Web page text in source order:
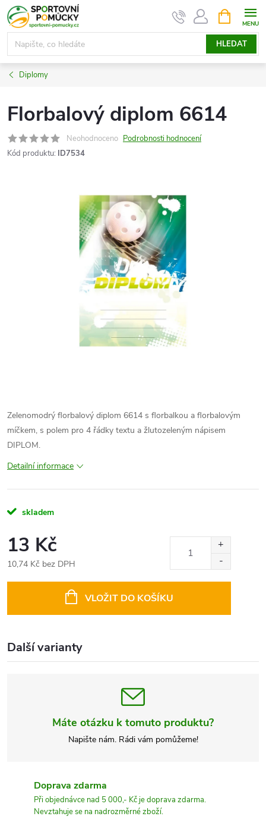
Přejít
na
obsah
HLEDAT
NÁKUPNÍ
KOŠÍK
Diplomy
Florbalový diplom 6614
Neohodnoceno Podrobnosti hodnocení
Kód produktu: ID7534
Zelenomodrý florbalový diplom 6614 s florbalkou a florbalovým
míčkem, s polem pro 4 řádky textu a žlutozeleným nápisem
DIPLOM.
Detailní informace
skladem
13 Kč
10,74 Kč bez DPH
VLOŽIT DO KOŠÍKU
Další varianty
Máte otázku k tomuto produktu?
Napište nám. Rádi vám pomůžeme!
Doprava zdarma
Při objednávce nad 5 000,- Kč je doprava zdarma.
Nevztahuje se na nadrozměrné zboží.